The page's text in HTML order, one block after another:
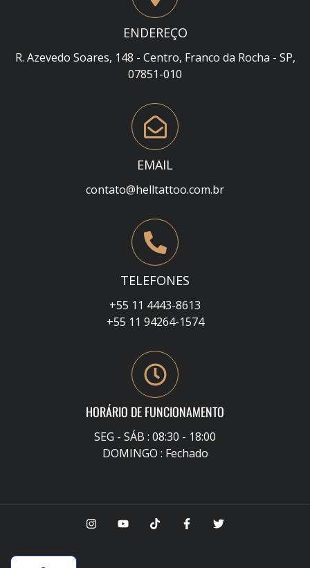
ENDEREÇO
R. Azevedo Soares, 148 - Centro, Franco da Rocha - SP,
07851-010
EMAIL
contato@helltattoo.com.br
TELEFONES
+55 11 4443-8613
+55 11 94264-1574
HORÁRIO DE FUNCIONAMENTO
SEG - SÁB : 08:30 - 18:00
DOMINGO : Fechado